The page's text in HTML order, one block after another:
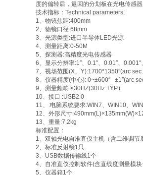
度的偏转后，返回的分划板在光电传感
技术指标：Technical parameters:
1、物镜焦距:400mm
2、物镜口径:68mm
3、光源类型:进口半导体LED光源
4、测量距离:0-50M
5、探测器:高精度光电传感器
6、显示分辨率:1″、0.1″、0.01″、
7、视场范围(X、Y):1700*1350″(arc
8、仪器精度(中心): 0~±600″ ±1″(arc
9、测量频响:≤30HZ(30Hz TYP.)
10、接口 :USB2.0
11、:电脑系统要求:WIN7、WIN10、
12、外形尺寸
13、重量:7.2kg
标准配置：
1、双轴光电自准直仪主机（含二维调节
2、标准反射镜1只
3、USB数据传输线1个
4、自准直仪控制软件(含直线度测量模
5、仪器箱1个